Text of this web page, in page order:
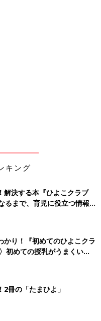
キング
解決する本『ひよこクラブ
まで、育児に役立つ情報が
かり！『初めてのひよこクラ
初めての授乳がうまくい
基本と夏のトラブル 解決テ
冊の「たまひよ」